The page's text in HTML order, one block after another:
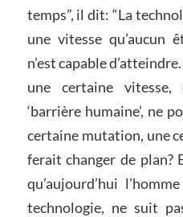
temps”, il dit: “La
une vitesse qu’aucun
n’est capable
une certaine
‘barrière humaine’, ne
certaine mutation, une
ferait changer de plan?
qu’aujourd’hui
technologie, ne suit